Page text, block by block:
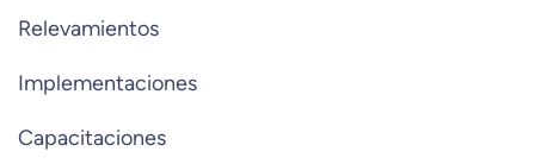
Relevamientos
Implementaciones
Capacitaciones